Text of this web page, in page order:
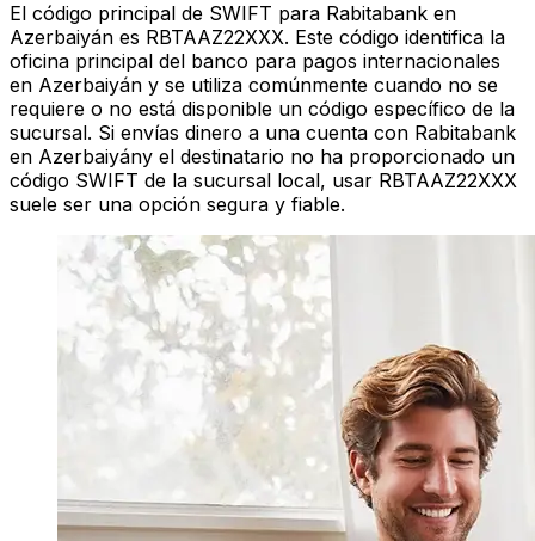
El código principal de SWIFT para Rabitabank en
Azerbaiyán es RBTAAZ22XXX. Este código identifica la
oficina principal del banco para pagos internacionales
en Azerbaiyán y se utiliza comúnmente cuando no se
requiere o no está disponible un código específico de la
sucursal. Si envías dinero a una cuenta con Rabitabank
en Azerbaiyány el destinatario no ha proporcionado un
código SWIFT de la sucursal local, usar RBTAAZ22XXX
suele ser una opción segura y fiable.